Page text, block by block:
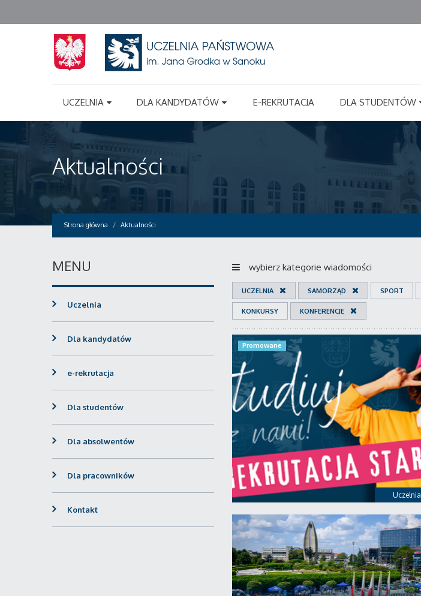
UCZELNIA DLA KANDYDATÓW E-REKRUTACJA DLA STUDENTÓW
Aktualności
Strona główna Aktualności
wybierz kategorie wiadomości
UCZELNIA SAMORZĄD SPORT
KONKURSY KONFERENCJE
Uczelnia
Promowane
MENU
Uczelnia
Dla kandydatów
e-rekrutacja
Dla studentów
Dla absolwentów
Dla pracowników
Kontakt